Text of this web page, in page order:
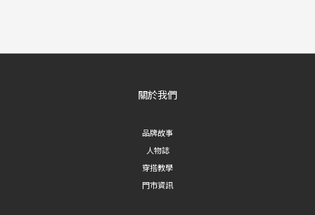
關於我們
品牌故事
人物誌
穿搭教學
門市資訊